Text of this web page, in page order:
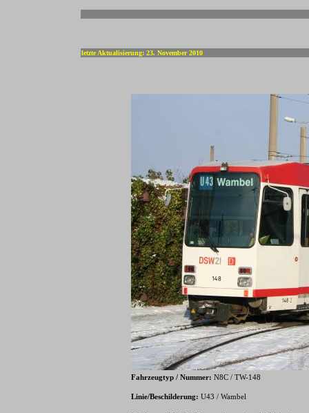
letzte Aktualisierung: 23. November 2010
Fahrzeugtyp / Nummer: N8C / TW-148
Linie/Beschilderung: U43 / Wambel